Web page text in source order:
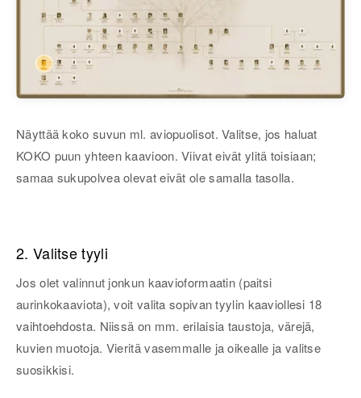
Näyttää koko suvun ml. aviopuolisot. Valitse, jos haluat
KOKO puun yhteen kaavioon. Viivat eivät ylitä toisiaan;
samaa sukupolvea olevat eivät ole samalla tasolla.
2. Valitse tyyli
Jos olet valinnut jonkun kaavioformaatin (paitsi
aurinkokaaviota), voit valita sopivan tyylin kaaviollesi 18
vaihtoehdosta. Niissä on mm. erilaisia taustoja, värejä,
kuvien muotoja. Vieritä vasemmalle ja oikealle ja valitse
suosikkisi.